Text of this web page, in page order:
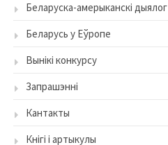
Беларуска-амерыканскі дыялог
Беларусь у Еўропе
Вынікі конкурсу
Запрашэнні
Кантакты
Кнігі і артыкулы